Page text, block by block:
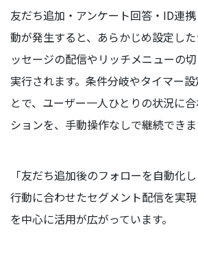
友だち追加・アンケート回答・ID連
動が発生すると、あらかじめ設定し
ッセージの配信やリッチメニューの
実行されます。条件分岐やタイマー
とで、ユーザー一人ひとりの状況に
ションを、手動操作なしで継続できま
「友だち追加後のフォローを自動化
行動に合わせたセグメント配信を実
を中心に活用が広がっています。